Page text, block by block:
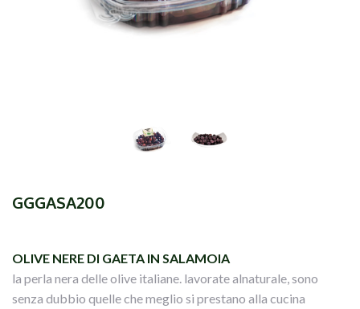
GGGASA200
OLIVE NERE DI GAETA IN SALAMOIA
la perla nera delle olive italiane. lavorate alnaturale, sono
senza dubbio quelle che meglio si prestano alla cucina